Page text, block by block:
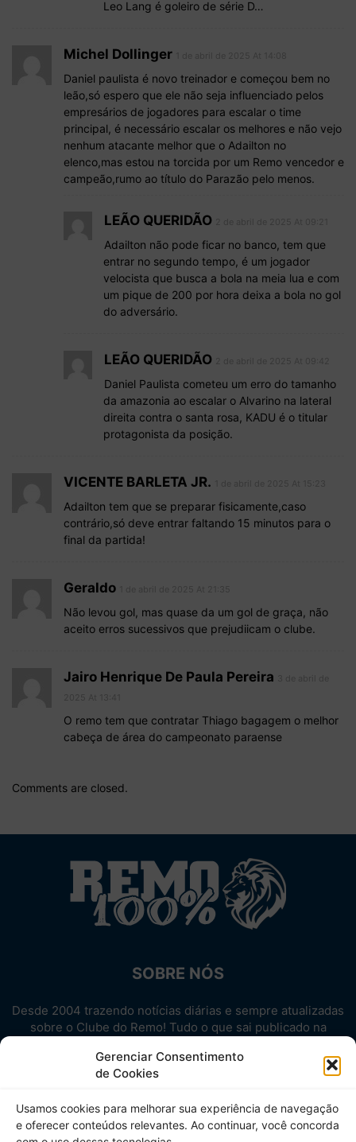
Gerenciar Consentimento
de Cookies
Usamos cookies para melhorar sua experiência de navegação
e oferecer conteúdos relevantes. Ao continuar, você concorda
Leo Lang é goleiro de série D…
Michel Dollinger
Daniel paulista é novo treinador e começou bem no
leão,só espero que ele não seja influenciado pelos
empresários de jogadores para escalar o time
principal, é necessário escalar os melhores e não vejo
nenhum atacante melhor que o Adailton no
elenco,mas estou na torcida por um Remo vencedor e
campeão,rumo ao título do Parazão pelo menos.
LEÃO QUERIDÃO
Adailton não pode ficar no banco, tem que
entrar no segundo tempo, é um jogador
velocista que busca a bola na meia lua e com
um pique de 200 por hora deixa a bola no gol
do adversário.
LEÃO QUERIDÃO
Daniel Paulista cometeu um erro do tamanho
da amazonia ao escalar o Alvarino na lateral
direita contra o santa rosa, KADU é o titular
protagonista da posição.
VICENTE BARLETA JR.
Adailton tem que se preparar fisicamente,caso
contrário,só deve entrar faltando 15 minutos para o
final da partida!
Geraldo
Não levou gol, mas quase da um gol de graça, não
aceito erros sucessivos que prejudiicam o clube.
Jairo Henrique De Paula Pereira
O remo tem que contratar Thiago bagagem o melhor
cabeça de área do campeonato paraense
Comments are closed.
SOBRE NÓS
Desde 2004 trazendo notícias diárias e sempre atualizadas
sobre o Clube do Remo! Tudo o que sai publicado na
Aproveite! Site não-oficial.
SIGA-NOS